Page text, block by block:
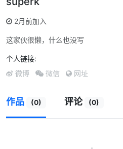
2月前加入
这家伙很懒，什么也没写
个人链接:
微博 微信 网址
作品 (0) 评论 (0)